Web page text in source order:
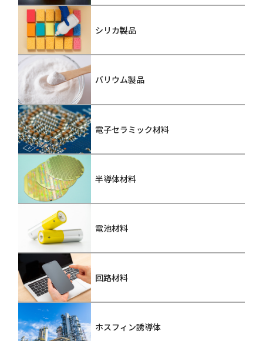
シリカ製品
バリウム製品
電子セラミック材料
半導体材料
電池材料
回路材料
ホスフィン誘導体